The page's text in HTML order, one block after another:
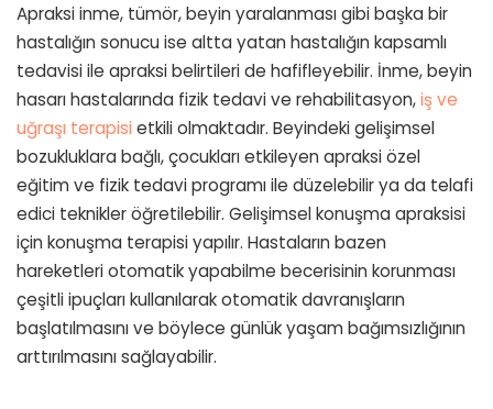
Apraksi inme, tümör, beyin yaralanması gibi başka bir
hastalığın sonucu ise altta yatan hastalığın kapsamlı
tedavisi ile apraksi belirtileri de hafifleyebilir. İnme, beyin
hasarı hastalarında fizik tedavi ve rehabilitasyon,iş ve
uğraşı terapisi etkili olmaktadır. Beyindeki gelişimsel
bozukluklara bağlı, çocukları etkileyen apraksi özel
eğitim ve fizik tedavi programı ile düzelebilir ya da telafi
edici teknikler öğretilebilir. Gelişimsel konuşma apraksisi
için konuşma terapisi yapılır. Hastaların bazen
hareketleri otomatik yapabilme becerisinin korunması
çeşitli ipuçları kullanılarak otomatik davranışların
başlatılmasını ve böylece günlük yaşam bağımsızlığının
arttırılmasını sağlayabilir.